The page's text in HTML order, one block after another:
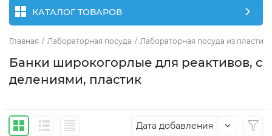
КАТАЛОГ ТОВАРОВ
Главная / Лабораторная посуда / Лабораторная посуда из пластика
Банки широкогорлые для реактивов, с
делениями, пластик
Дата добавления